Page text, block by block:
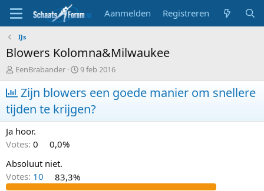
Aanmelden Registreren
IJs
Blowers Kolomna&Milwaukee
T
o
p
i
c
s
t
a
t
e
r
EenBrabander
S
t
a
r
t
d
9 feb 2016
Zijn blowers een goede manier om snellere
tijden te krijgen?
Ja hoor.
Votes: 0
0,0%
Absoluut niet.
Votes: 10 83,3%